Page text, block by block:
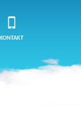
KONTAKT